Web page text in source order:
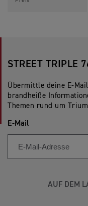
STREET TRIPLE
Übermittle deine E-
brandheiße
Themen rund um
E-Mail
AUF DEM